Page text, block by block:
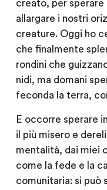
creato, per
allargare i nostri
creature. Oggi ho
che finalmente
rondini che
nidi, ma domani
feconda la terra,
E occorre sperare
il più misero e
mentalità, dai miei
come la fede e la
comunitaria: si può